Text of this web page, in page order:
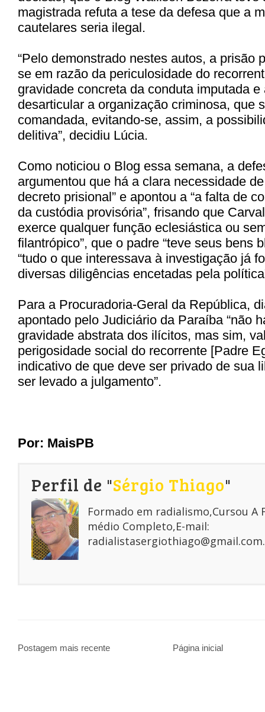
magistrada refuta a tese da defesa que a
cautelares seria ilegal.
“Pelo demonstrado nestes autos, a prisão
se em razão da periculosidade do
gravidade concreta da conduta imputada
desarticular a organização criminosa, que
comandada, evitando-se, assim, a
delitiva”, decidiu Lúcia.
Como noticiou o Blog essa semana, a
argumentou que há a clara necessidade
decreto prisional” e apontou a “a falta de
da custódia provisória”, frisando que
exerce qualquer função eclesiástica ou
filantrópico”, que o padre “teve seus bens
“tudo o que interessava à investigação já
diversas diligências encetadas pela
Para a Procuradoria-Geral da República,
apontado pelo Judiciário da Paraíba “não
gravidade abstrata dos ilícitos, mas sim,
perigosidade social do recorrente [Padre
indicativo de que deve ser privado de sua
ser levado a julgamento”.
Por: MaisPB
Perfil de "Sérgio Thiago"
Formado em radialismo,Cursou A
médio Completo,E-mail:
radialistasergiothiago@gmail.com.
Postagem mais recente Página inicial